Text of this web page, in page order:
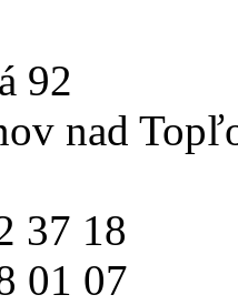
92
nad
37 18
01 07